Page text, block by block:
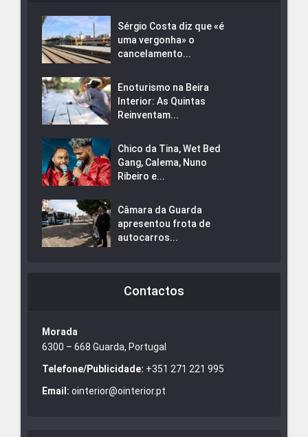
Sérgio Costa diz que «é
uma vergonha» o
cancelamento...
Enoturismo na Beira
Interior: As Quintas
Reinventam...
Chico da Tina, Wet Bed
Gang, Calema, Nuno
Ribeiro e...
Câmara da Guarda
apresentou frota de
autocarros...
Contactos
Morada
6300 – 668 Guarda, Portugal
Telefone/Publicidade: +351 271 221 995
Email: ointerior@ointerior.pt